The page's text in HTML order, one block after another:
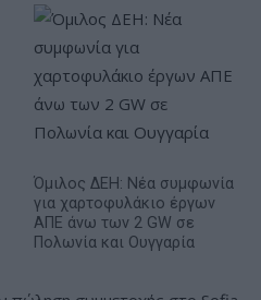
Όμιλος ΔΕΗ: Νέα συμφωνία
για χαρτοφυλάκιο έργων
ΑΠΕ άνω των 2 GW σε
Πολωνία και Ουγγαρία